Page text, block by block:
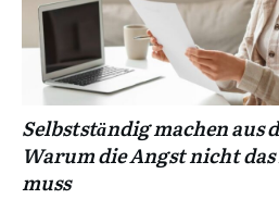
Selbstständig machen
Warum die Angst nicht
muss